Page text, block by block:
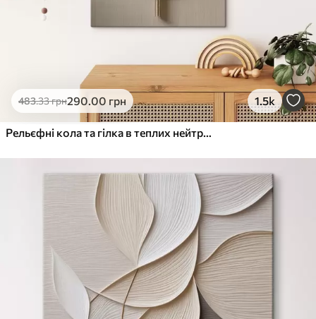
483.33грн290.00 грн 1.5k
Рельєфні кола та гілка в теплих нейтральних тонах